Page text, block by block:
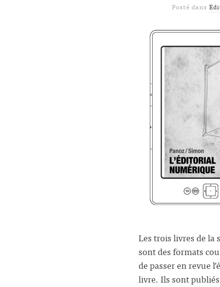
Posté dans
Les trois livres de la
sont des formats
de passer en revue
livre. Ils sont